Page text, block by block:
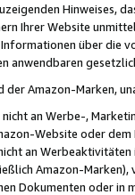
Hinweises,
Ihrer Website
über die
anwendbaren
Amazon-Marken,
nicht an Werbe-,
Website oder
an
Amazon-
Dokumenten oder in